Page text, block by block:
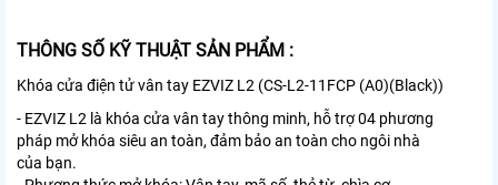
THÔNG SỐ KỸ THUẬT SẢN PHẨM :
Khóa cửa điện tử vân tay EZVIZ L2 (CS-L2-11FCP (A0)(Black))
- EZVIZ L2 là khóa cửa vân tay thông minh, hỗ trợ 04 phương
pháp mở khóa siêu an toàn, đảm bảo an toàn cho ngôi nhà
của bạn.